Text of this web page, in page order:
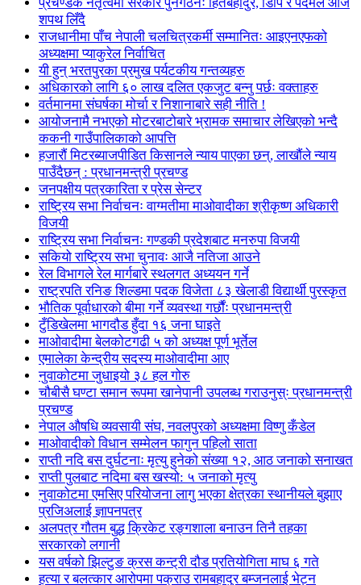
शपथ लिँदै
राजधानीमा पाँच नेपाली चलचित्रकर्मी सम्मानितः आइएनएफको
अध्यक्षमा प्याकुरेल निर्वाचित
यी हुन् भरतपुरका प्रमुख पर्यटकीय गन्तव्यहरु
अधिकारको लागि ६० लाख दलित एकजुट बन्नु पर्छः वक्ताहरु
वर्तमानमा संघर्षका मोर्चा र निशानाबारे सही नीति !
आयोजनामै नभएको मोटरबाटोबारे भ्रामक समाचार लेखिएको भन्दै
ककनी गाउँपालिकाको आपत्ति
हजारौं मिटरब्याजपीडित किसानले न्याय पाएका छन्, लाखौंले न्याय
पाउँदैछन् : प्रधानमन्त्री प्रचण्ड
जनपक्षीय पत्रकारिता र प्रेस सेन्टर
राष्ट्रिय सभा निर्वाचनः वाग्मतीमा माओवादीका श्रीकृष्ण अधिकारी
विजयी
राष्ट्रिय सभा निर्वाचनः गण्डकी प्रदेशबाट मनरुपा विजयी
सकियो राष्ट्रिय सभा चुनावः आजै नतिजा आउने
रेल विभागले रेल मार्गबारे स्थलगत अध्ययन गर्ने
राष्ट्रपति रनिङ शिल्डमा पदक विजेता ८३ खेलाडी विद्यार्थी पुरस्कृत
भौतिक पूर्वाधारको बीमा गर्ने व्यवस्था गर्छौंः प्रधानमन्त्री
टुँडिखेलमा भागदौड हुँदा १६ जना घाइते
माओवादीमा बेलकोटगढी ५ को अध्यक्ष पूर्ण भूर्तेल
एमालेका केन्द्रीय सदस्य माओ‌वादीमा आए
नुवाकोटमा जुधाइयो ३८ हल गोरु
चौबीसै घण्टा समान रूपमा खानेपानी उपलब्ध गराउनुस्ः प्रधानमन्त्री
प्रचण्ड
नेपाल औषधि व्यवसायी संघ, नवलपुरको अध्यक्षमा विष्णु कँडेल
माओवादीको विधान सम्मेलन फागुन पहिलो साता
राप्ती नदि बस दुर्घटनाः मृत्यु हुनेको संख्या १२, आठ जनाको सनाखत
राप्ती पुलबाट नदिमा बस खस्यो: ५ जनाको मृत्यु
नुवाकोटमा एमसिए परियोजना लागु भएका क्षेत्रका स्थानीयले बुझाए
प्रजिअलाई ज्ञापनपत्र
अलपत्र गौतम बुद्ध क्रिकेट रङ्गशाला बनाउन तिनै तहका
सरकारको लगानी
यस वर्षको झिल्टुङ क्रस कन्ट्री दौड प्रतियोगिता माघ ६ गते
हत्या र बलत्कार आरोपमा पक्राउ रामबहादुर बम्जनलाई भेट्न